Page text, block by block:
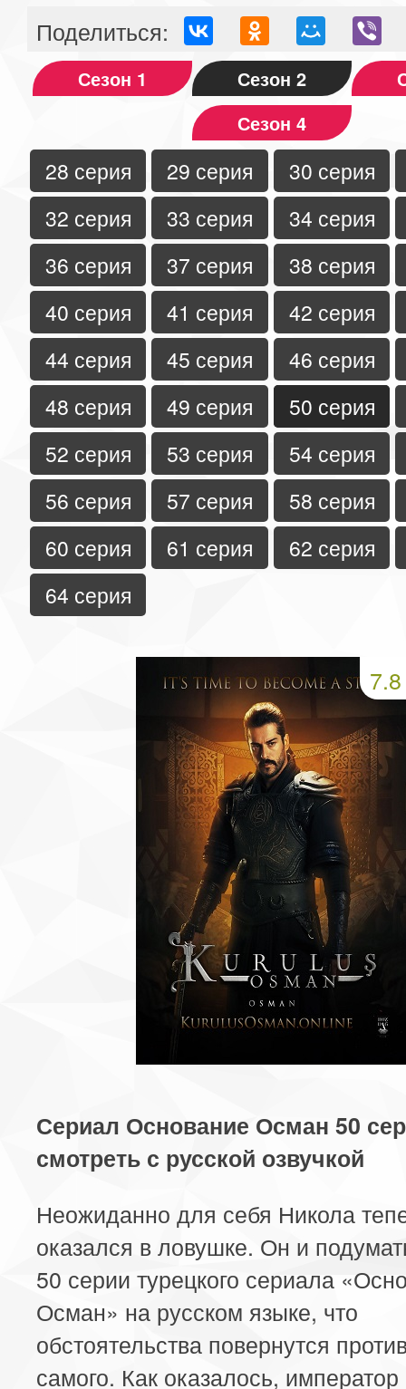
Поделиться:
Сезон 1 Сезон 2
Сезон 4
28 серия 29 серия
30 серия
32 серия
33 серия
34 серия
36 серия
37 серия
38 серия
40 серия
41 серия
42 серия
44 серия
45 серия
46 серия
48 серия
49 серия
50 серия
52 серия
53 серия
54 серия
56 серия
57 серия
58 серия
60 серия
61 серия
62 серия
64 серия
7.8
Сериал Основание Осман 50
смотреть с русской озвучкой
Неожиданно для себя Никола
оказался в ловушке. Он и
50 серии турецкого сериала
Осман» на русском языке, что
обстоятельства повернутся
самого. Как оказалось,